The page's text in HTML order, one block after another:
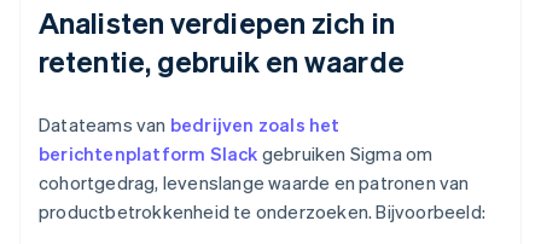
Analisten verdiepen zich in
retentie, gebruik en waarde
Datateams van bedrijven zoals het
berichtenplatform Slack gebruiken Sigma om
cohortgedrag, levenslange waarde en patronen van
productbetrokkenheid te onderzoeken. Bijvoorbeeld: